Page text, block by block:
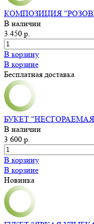
КОМПОЗИЦИЯ
В наличии
3 450 р.
В корзину
В корзине
Бесплатная доставка
БУКЕТ
В наличии
3 600 р.
В корзину
В корзине
Новинка